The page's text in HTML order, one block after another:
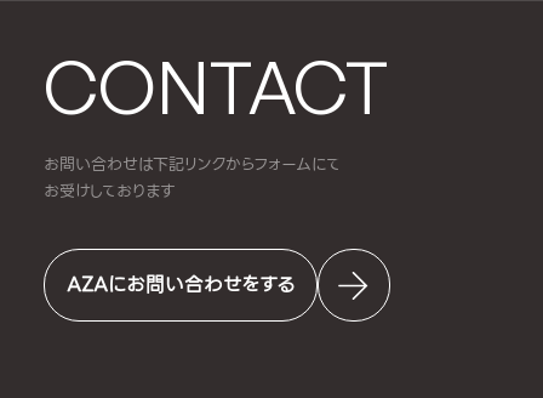
CONTACT
お問い合わせは下記リンクからフォームにて
お受けしております
AZAにお問い合わせをする